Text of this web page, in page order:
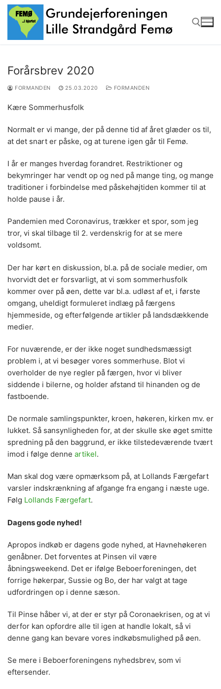
Spring
indhold
Forårsbrev 2020
FORMANDEN 25.03.2020 FORMANDEN
Kære Sommerhusfolk
Normalt er vi mange, der på denne tid af året glæder os til,
at det snart er påske, og at turene igen går til Femø.
I år er manges hverdag forandret. Restriktioner og
bekymringer har vendt op og ned på mange ting, og mange
traditioner i forbindelse med påskehøjtiden kommer til at
holde pause i år.
Pandemien med Coronavirus, trækker et spor, som jeg
tror, vi skal tilbage til 2. verdenskrig for at se mere
voldsomt.
Der har kørt en diskussion, bl.a. på de sociale medier, om
hvorvidt det er forsvarligt, at vi som sommerhusfolk
kommer over på øen, dette var bl.a. udløst af et, i første
omgang, uheldigt formuleret indlæg på færgens
hjemmeside, og efterfølgende artikler på landsdækkende
medier.
For nuværende, er der ikke noget sundhedsmæssigt
problem i, at vi besøger vores sommerhuse. Blot vi
overholder de nye regler på færgen, hvor vi bliver
siddende i bilerne, og holder afstand til hinanden og de
fastboende.
De normale samlingspunkter, kroen, høkeren, kirken mv. er
lukket. Så sansynligheden for, at der skulle ske øget smitte
spredning på den baggrund, er ikke tilstedeværende tvært
imod i følge denne artikel.
Man skal dog være opmærksom på, at Lollands Færgefart
varsler indskrænkning af afgange fra engang i næste uge.
Følg Lollands Færgefart.
Dagens gode nyhed!
Apropos indkøb er dagens gode nyhed, at Havnehøkeren
genåbner. Det forventes at Pinsen vil være
åbningsweekend. Det er ifølge Beboerforeningen, det
forrige høkerpar, Sussie og Bo, der har valgt at tage
udfordringen op i denne sæson.
Til Pinse håber vi, at der er styr på Coronaekrisen, og at vi
derfor kan opfordre alle til igen at handle lokalt, så vi
denne gang kan bevare vores indkøbsmulighed på øen.
Se mere i Beboerforeningens nyhedsbrev, som vi
eftersender.